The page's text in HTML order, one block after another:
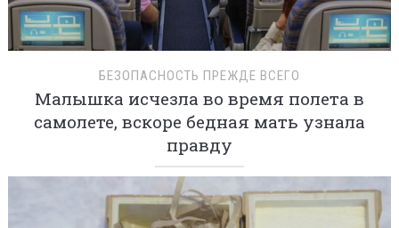
БЕЗОПАСНОСТЬ ПРЕЖДЕ ВСЕГО
Малышка исчезла во время полета в
самолете, вскоре бедная мать узнала
правду